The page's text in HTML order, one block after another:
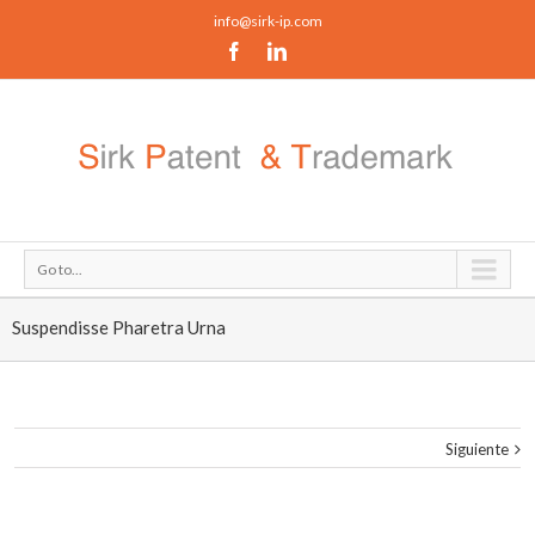
info@sirk-ip.com
Go to...
Suspendisse Pharetra Urna
Siguiente